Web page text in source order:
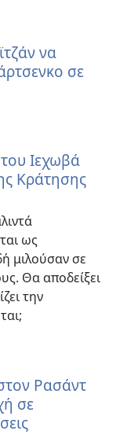
να
σε
Ιεχωβά
Κράτησης
ως
μιλούσαν σε
Θα αποδείξει
την
Ρασάντ
σε